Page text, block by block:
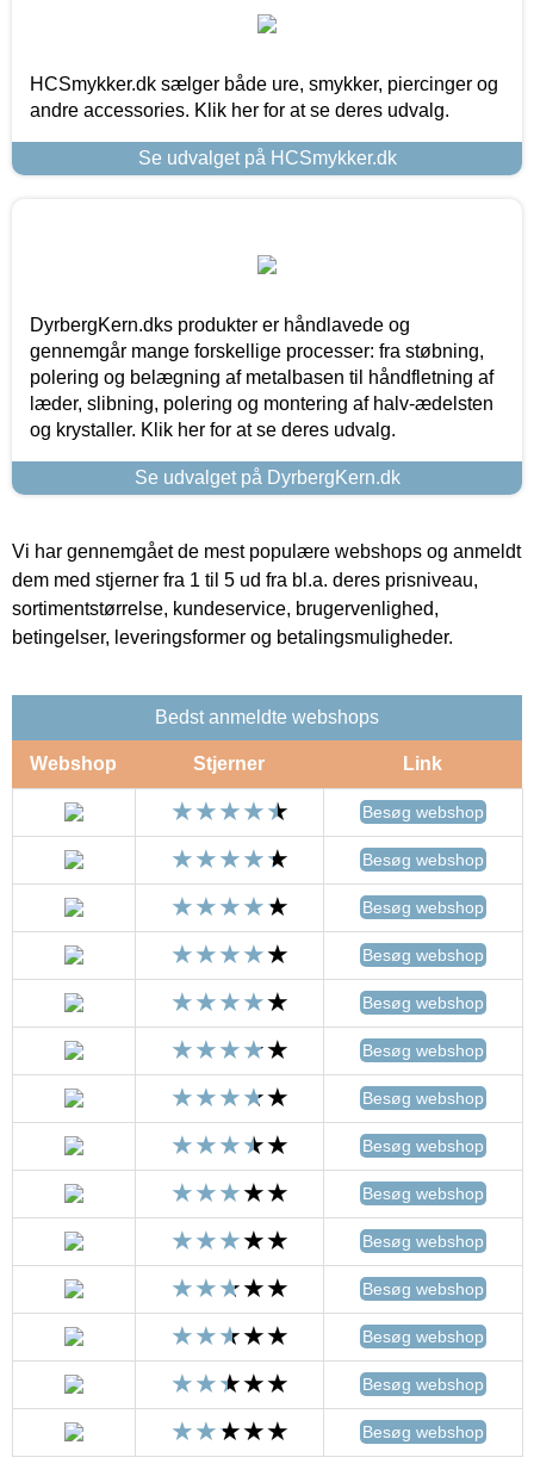
HCSmykker.dk sælger både ure, smykker, piercinger og
andre accessories. Klik her for at se deres udvalg.
Se udvalget på HCSmykker.dk
DyrbergKern.dks produkter er håndlavede og
gennemgår mange forskellige processer: fra støbning,
polering og belægning af metalbasen til håndfletning af
læder, slibning, polering og montering af halv-ædelsten
og krystaller. Klik her for at se deres udvalg.
Se udvalget på DyrbergKern.dk
Vi har gennemgået de mest populære webshops og anmeldt
dem med stjerner fra 1 til 5 ud fra bl.a. deres prisniveau,
sortimentstørrelse, kundeservice, brugervenlighed,
betingelser, leveringsformer og betalingsmuligheder.
Bedst anmeldte webshops
Webshop Stjerner Link
Besøg webshop
Besøg webshop
Besøg webshop
Besøg webshop
Besøg webshop
Besøg webshop
Besøg webshop
Besøg webshop
Besøg webshop
Besøg webshop
Besøg webshop
Besøg webshop
Besøg webshop
Besøg webshop